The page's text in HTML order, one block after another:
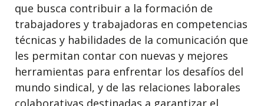
que busca contribuir a la formación de
trabajadores y trabajadoras en competencias
técnicas y habilidades de la comunicación que
les permitan contar con nuevas y mejores
herramientas para enfrentar los desafíos del
mundo sindical, y de las relaciones laborales
colaborativas destinadas a garantizar el